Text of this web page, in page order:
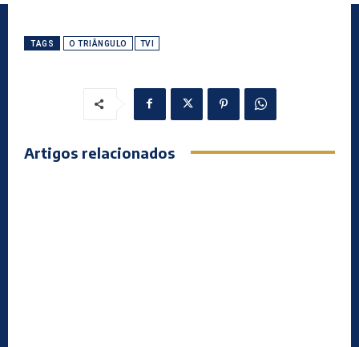
TAGS O TRIÂNGULO TVI
Artigos relacionados